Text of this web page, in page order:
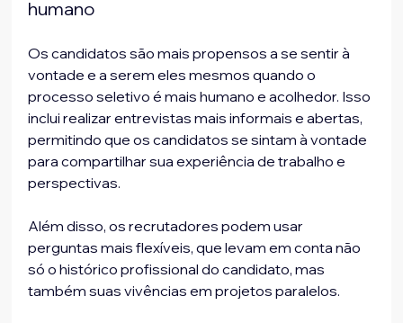
humano
Os candidatos são mais propensos a se sentir à
vontade e a serem eles mesmos quando o
processo seletivo é mais humano e acolhedor. Isso
inclui realizar entrevistas mais informais e abertas,
permitindo que os candidatos se sintam à vontade
para compartilhar sua experiência de trabalho e
perspectivas.
Além disso, os recrutadores podem usar
perguntas mais flexíveis, que levam em conta não
só o histórico profissional do candidato, mas
também suas vivências em projetos paralelos.